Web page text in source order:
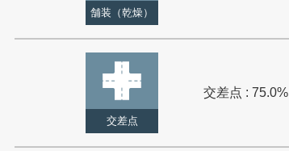
舗装（乾燥）
交差点
交差点 : 75.0%